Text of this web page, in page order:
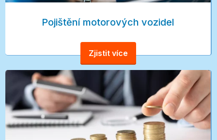
Pojištění motorových vozidel
Zjistit více